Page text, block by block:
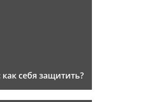
себя защитить?